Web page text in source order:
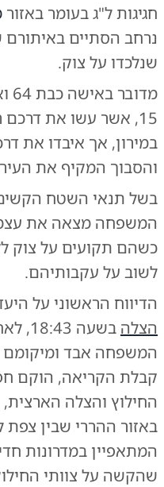
חגיגות ל"ג בעומר באזור
נרחב הסתיים
שנלכדו על צוק.
15, אשר עשו את דרכם
במירון, אך איבדו את
והסבוך המקיף את
בשל תנאי השטח
המשפחה מצאה את
כשהם תקועים על צוק
לשוב על עקבותיהם.
הדיווח הראשוני על
הצלה
בשעה
המשפחה אבד ומיקומם
קבלת הקריאה, הוקם
החילוץ והצלה
באזור ההררי שבין צפת
המתאפיין במדרונות
שהקשה על צוותי